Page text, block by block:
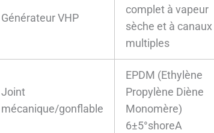
Générateur VHP
complet à vapeur
sèche et à canaux
multiples
Joint
mécanique/gonflable
EPDM (Ethylène
Propylène Diène
Monomère)
6±5°shoreA